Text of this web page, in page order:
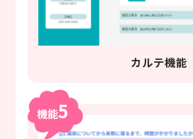
カルテ機能
機能5